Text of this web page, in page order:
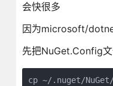
会快很多
因为microsoft/
先把NuGet.Config
cp ~/.nuget/